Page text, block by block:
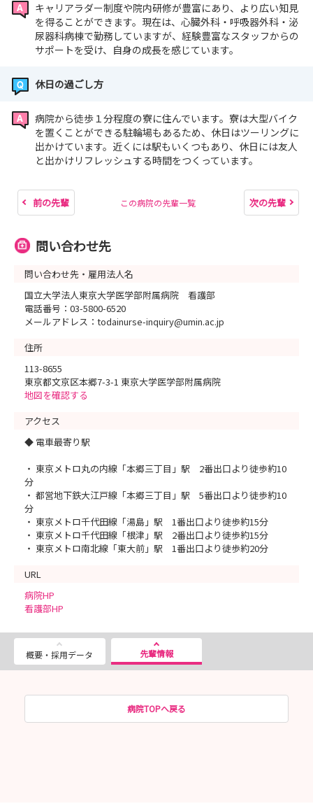
キャリアラダー制度や院内研修が豊富にあり、より広い知見
を得ることができます。現在は、心臓外科・呼吸器外科・泌
尿器科病棟で勤務していますが、経験豊富なスタッフからの
サポートを受け、自身の成長を感じています。
休日の過ごし方
病院から徒歩１分程度の寮に住んでいます。寮は大型バイク
を置くことができる駐輪場もあるため、休日はツーリングに
出かけています。近くには駅もいくつもあり、休日には友人
と出かけリフレッシュする時間をつくっています。
前の先輩 この病院の先輩一覧 次の先輩
問い合わせ先
問い合わせ先・雇用法人名
国立大学法人東京大学医学部附属病院 看護部
電話番号：03-5800-6520
メールアドレス：todainurse-inquiry@umin.ac.jp
住所
113-8655
東京都文京区本郷7-3-1 東京大学医学部附属病院
地図を確認する
アクセス
◆ 電車最寄り駅
・ 東京メトロ丸の内線「本郷三丁目」駅 2番出口より徒歩約10
分
・ 都営地下鉄大江戸線「本郷三丁目」駅 5番出口より徒歩約10
分
・ 東京メトロ千代田線「湯島」駅 1番出口より徒歩約15分
・ 東京メトロ千代田線「根津」駅 2番出口より徒歩約15分
・ 東京メトロ南北線「東大前」駅 1番出口より徒歩約20分
URL
病院HP
看護部HP
概要・採用データ 先輩情報
病院TOPへ戻る